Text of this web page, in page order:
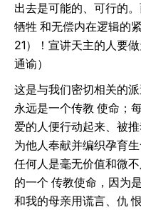
出去是可能的、可行的
牺牲 和无偿内在逻辑的
21）！宣讲天主的人要
通谕）
这是与我们密切相关的
永远是一个传教 使命；
爱的人便行动起来、被
为他人奉献并编织孕育
任何人是毫无价值和微
的一个 传教使命，因为
和我的母亲用谎言、仇